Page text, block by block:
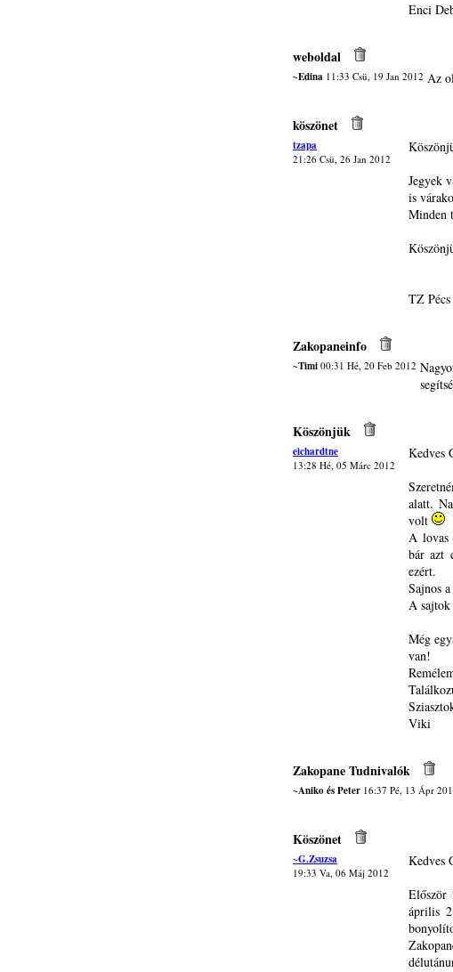
Enci
weboldal
~Edina 11:33 Csü, 19 Jan 2012 Az
köszönet
tzapa
21:26 Csü, 26 Jan 2012
Jegyek
is
Minden
TZ Pécs
Zakopaneinfo
~Timi 00:31 Hé, 20 Feb 2012
Köszönjük
eichardtne
13:28 Hé, 05 Márc 2012
Kedves
alatt.
volt
A lovas
bár azt
ezért.
Sajnos
A sajtok
Még
van!
Viki
Zakopane Tudnivalók
~Aniko és Peter 16:37 Pé, 13 Ápr
Köszönet
~G.Zsuzsa
19:33 Va, 06 Máj 2012
Kedves
Először
április